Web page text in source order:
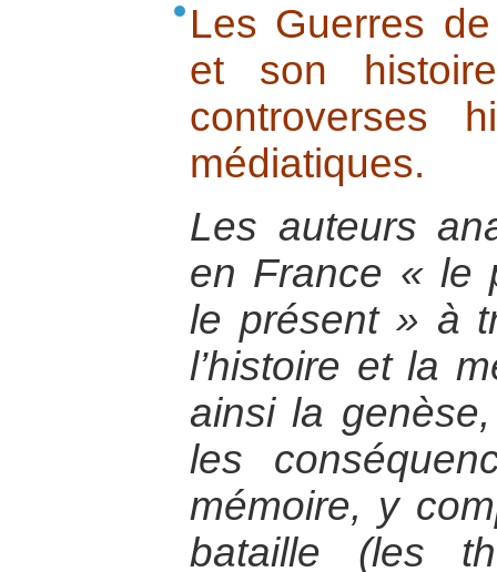
Les Guerres
et son
controverses
médiatiques.
Les auteurs
en France « le
le présent » à
l’histoire et la
ainsi la
les
mémoire, y
bataille (les